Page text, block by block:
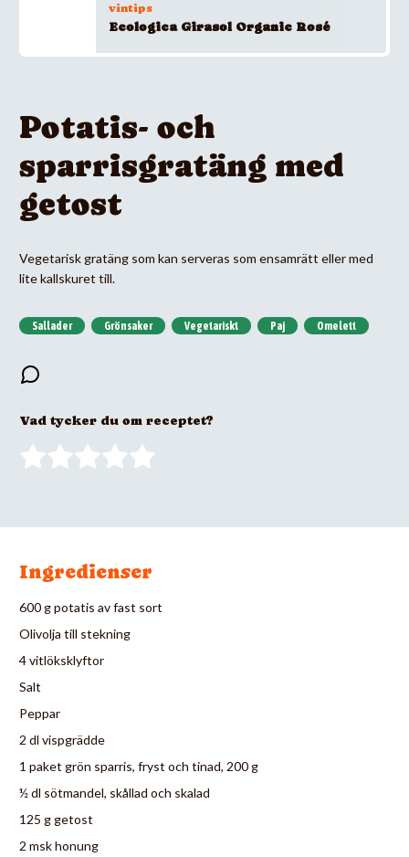
vintips
Ecologica Girasol Organic Rosé
Potatis- och
sparrisgratäng med
getost
Vegetarisk gratäng som kan serveras som ensamrätt eller med
lite kallskuret till.
Sallader Grönsaker Vegetariskt Paj Omelett
Vad tycker du om receptet?
Ingredienser
600 g potatis av fast sort
Olivolja till stekning
4 vitlöksklyftor
Salt
Peppar
2 dl vispgrädde
1 paket grön sparris, fryst och tinad, 200 g
½ dl sötmandel, skållad och skalad
125 g getost
2 msk honung